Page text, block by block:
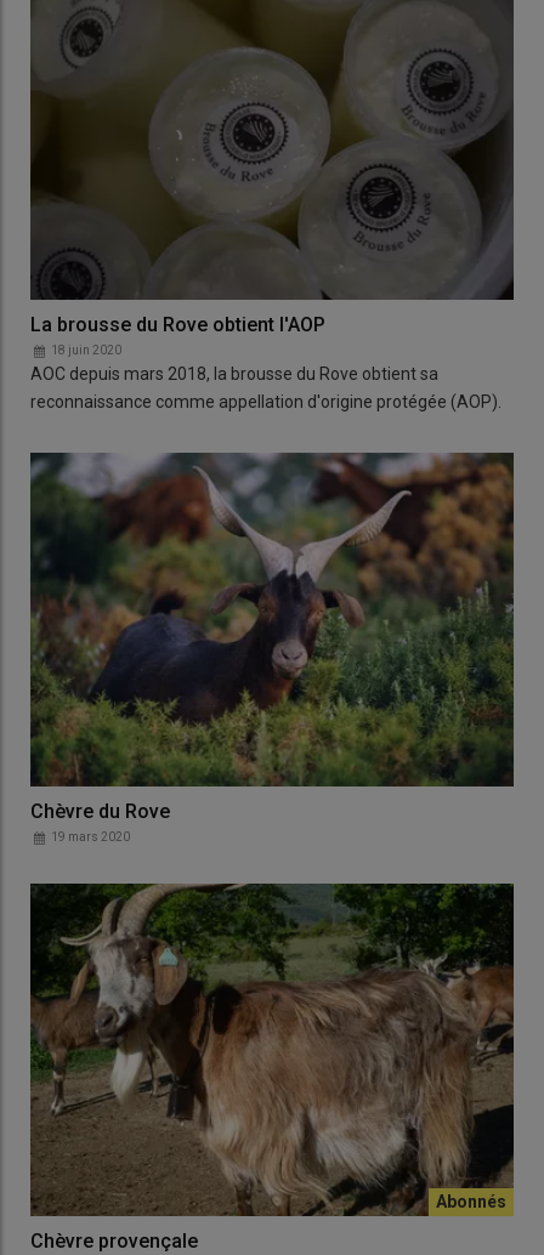
La brousse du Rove obtient l'AOP
18 juin 2020
AOC depuis mars 2018, la brousse du Rove obtient sa
reconnaissance comme appellation d'origine protégée (AOP).
Chèvre du Rove
19 mars 2020
Chèvre provençale